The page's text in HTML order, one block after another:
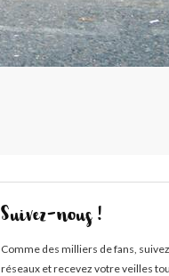
Suivez-nous !
Comme des milliers de fans,
réseaux et recevez votre veilles